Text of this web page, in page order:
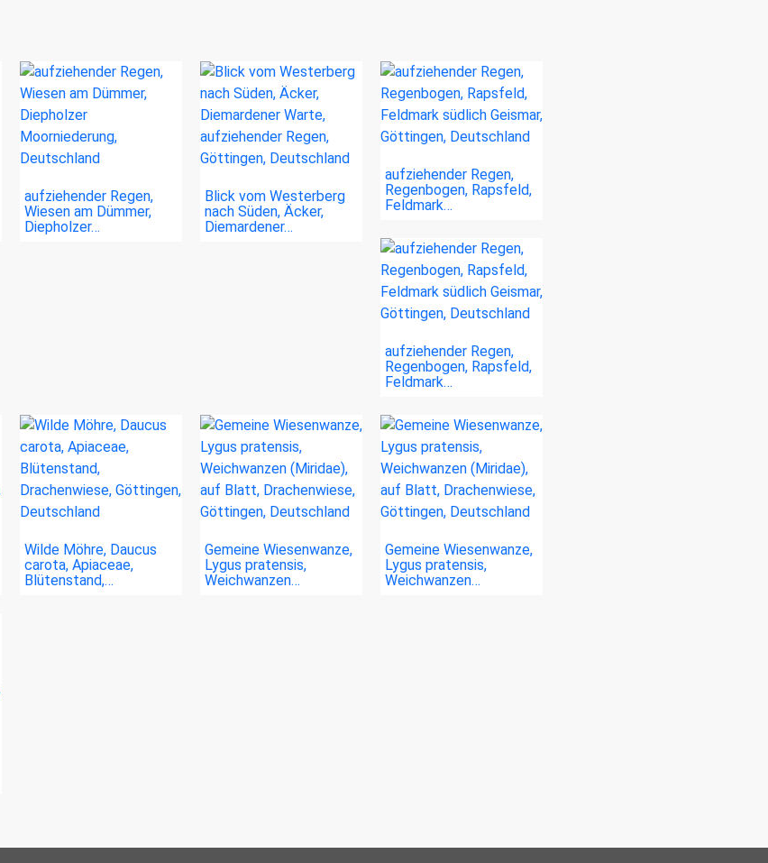
aufziehender Regen,
Wiesen am Dümmer,
Diepholzer…
Blick vom Westerberg
nach Süden, Äcker,
Diemardener…
aufziehender Regen,
Regenbogen, Rapsfeld,
Feldmark…
aufziehender Regen,
Regenbogen, Rapsfeld,
Feldmark…
Wilde Möhre, Daucus
carota, Apiaceae,
Blütenstand,…
Gemeine Wiesenwanze,
Lygus pratensis,
Weichwanzen…
Gemeine Wiesenwanze,
Lygus pratensis,
Weichwanzen…